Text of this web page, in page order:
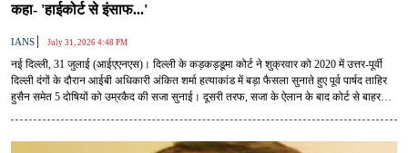
कहा- 'हाईकोर्ट से इंसाफ...'
IANS | July 31, 2026 4:48 PM
नई दिल्ली, 31 जुलाई (आईएएनएस)। दिल्ली के कड़कड़डूमा कोर्ट ने शुक्रवार को 2020 में उत्तर-पूर्वी
दिल्ली दंगों के दौरान आईबी अधिकारी अंकित शर्मा हत्याकांड में बड़ा फैसला सुनाते हुए पूर्व पार्षद ताहिर
हुसैन समेत 5 दोषियों को उम्रकैद की सजा सुनाई। दूसरी तरफ, सजा के ऐलान के बाद कोर्ट से बाहर